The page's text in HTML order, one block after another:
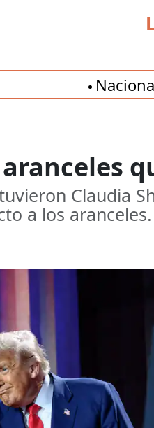
Claudia
a los aranceles.